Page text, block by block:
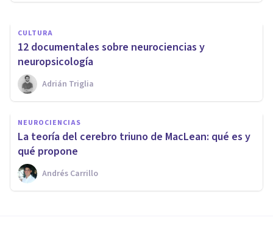
CULTURA
​12 documentales sobre neurociencias y
neuropsicología
Adrián Triglia
NEUROCIENCIAS
La teoría del cerebro triuno de MacLean: qué es y
qué propone
Andrés Carrillo